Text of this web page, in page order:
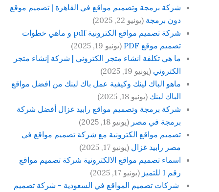
شركة برمجة وتصميم مواقع في القاهرة | تصميم موقع
دون برمجة (يونيو 22, 2025)
شركة تصميم مواقع الكترونية pdf و ماهي خطوات
تصميم موقع PDF
(يونيو 19, 2025)
ما هي تكلفة انشاء متجر الكتروني | شركة إنشاء متجر
الكتروني (يونيو 19, 2025)
ماهو الباك لينك وكيفية عمل باك لينك من افضل مواقع
الباك لينك (يونيو 18, 2025)
شركة برمجة وتصميم مواقع رابيد غزال أفضل شركة
برمجة في مصر (يونيو 18, 2025)
تصميم مواقع الكترونية مع شركة تصميم مواقع في
مصر رابيد غزال (يونيو 17, 2025)
اسماء تصميم مواقع الالكترونية شركة تصميم مواقع
رقم 1 للتميز
(يونيو 17, 2025)
شركات تصميم المواقع في السعودية - شركة تصميم